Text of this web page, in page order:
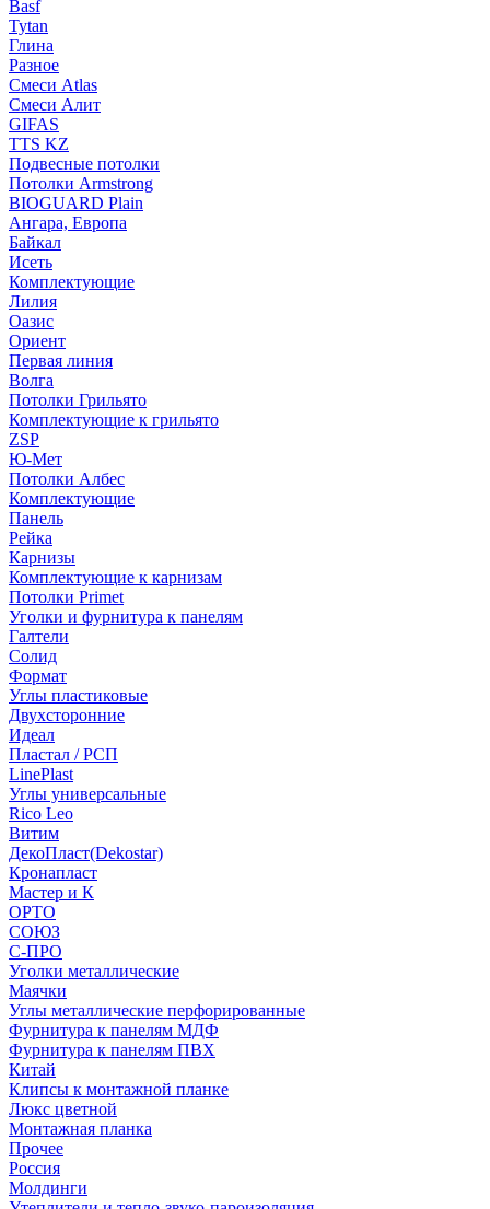
Basf
Tytan
Глина
Разное
Смеси Atlas
Смеси Алит
GIFAS
TTS KZ
Подвесные потолки
Потолки Armstrong
BIOGUARD Plain
Ангара, Европа
Байкал
Исеть
Комплектующие
Лилия
Оазис
Ориент
Первая линия
Волга
Потолки Грильято
Комплектующие к грильято
ZSP
Ю-Мет
Потолки Албес
Комплектующие
Панель
Рейка
Карнизы
Комплектующие к карнизам
Потолки Primet
Уголки и фурнитура к панелям
Галтели
Солид
Формат
Углы пластиковые
Двухсторонние
Идеал
Пластал / РСП
LinePlast
Углы универсальные
Rico Leo
Витим
ДекоПласт(Dekostar)
Кронапласт
Мастер и К
ОРТО
СОЮЗ
С-ПРО
Уголки металлические
Маячки
Углы металлические перфорированные
Фурнитура к панелям МДФ
Фурнитура к панелям ПВХ
Китай
Клипсы к монтажной планке
Люкс цветной
Монтажная планка
Прочее
Россия
Молдинги